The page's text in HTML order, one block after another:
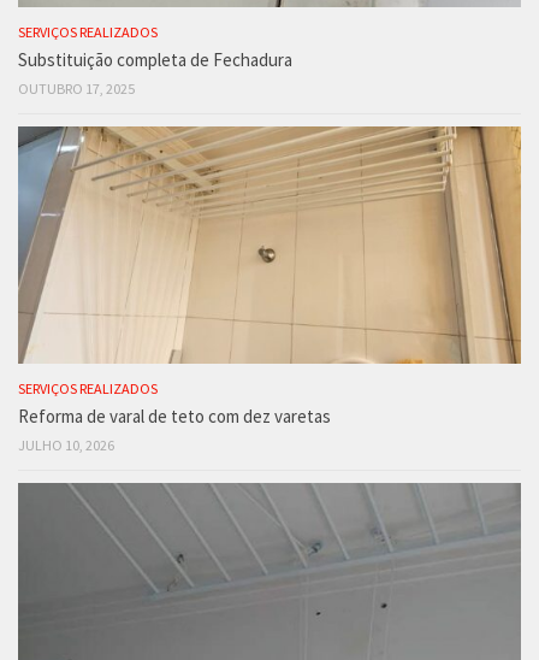
SERVIÇOS REALIZADOS
Substituição completa de Fechadura
OUTUBRO 17, 2025
SERVIÇOS REALIZADOS
Reforma de varal de teto com dez varetas
JULHO 10, 2026